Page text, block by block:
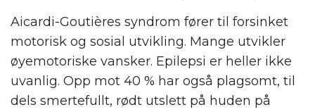
Aicardi-Goutières syndrom fører til forsinket
motorisk og sosial utvikling. Mange utvikler
øyemotoriske vansker. Epilepsi er heller ikke
uvanlig. Opp mot 40 % har også plagsomt, til
dels smertefullt, rødt utslett på huden på